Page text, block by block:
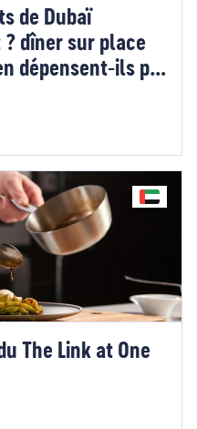
de Dubaï
dîner sur place
dépensent-ils par
The Link at One